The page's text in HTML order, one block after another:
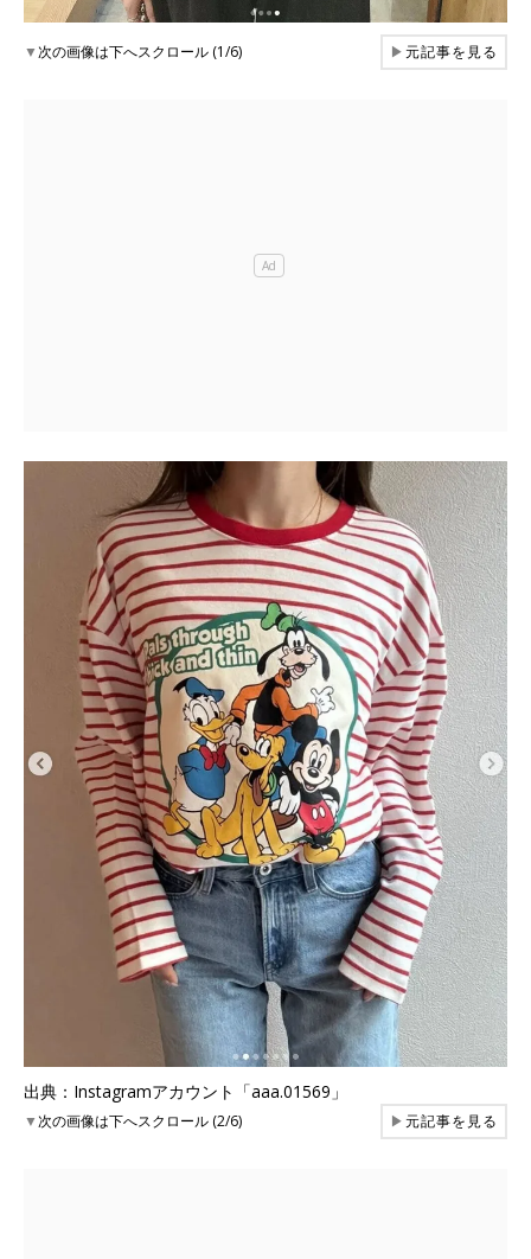
▼次の画像は下へスクロール (1/6) ▶元記事を見る
出典：Instagramアカウント「aaa.01569」
▼次の画像は下へスクロール (2/6) ▶元記事を見る